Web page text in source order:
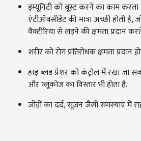
इम्यूनिटी को बूस्ट करने का काम
एंटीऑक्सीडेंट की मात्रा अच्छी होती है,
वैक्टीरिया से लड़ने की क्षमता प्रदान
शरीर को रोग प्रतिरोधक क्षमता प्रदान
हाइ ब्लड प्रेशर को कंट्रोल में रखा जा
और ग्लूकोज का विस्तार भी होता है.
जोड़ों का दर्द, सूजन जैसी समस्याएं में